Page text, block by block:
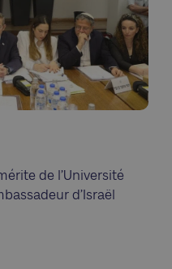
de l’Université
d’Israël